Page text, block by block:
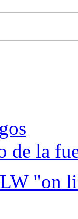
de la
"on